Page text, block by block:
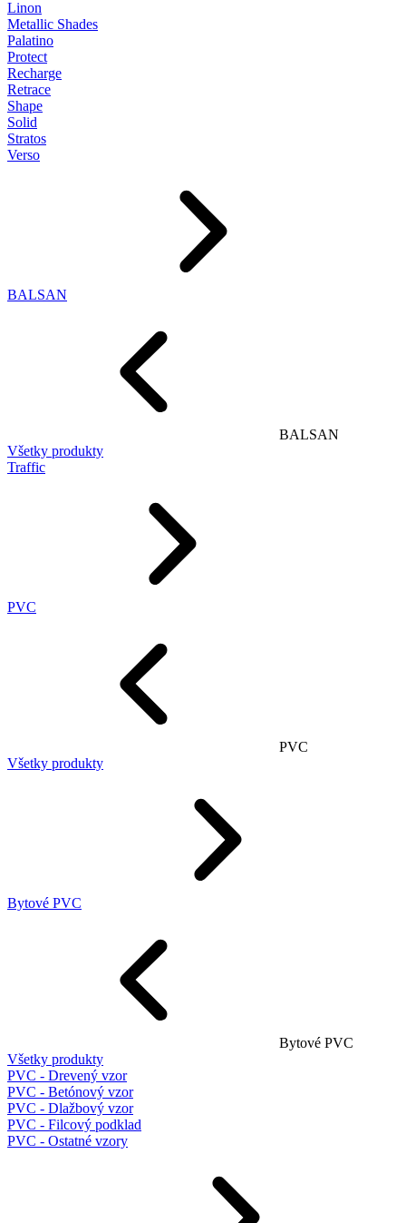
Linon
Metallic Shades
Palatino
Protect
Recharge
Retrace
Shape
Solid
Stratos
Verso
BALSAN
BALSAN
Všetky produkty
Traffic
PVC
PVC
Všetky produkty
Bytové PVC
Bytové PVC
Všetky produkty
PVC - Drevený vzor
PVC - Betónový vzor
PVC - Dlažbový vzor
PVC - Filcový podklad
PVC - Ostatné vzory